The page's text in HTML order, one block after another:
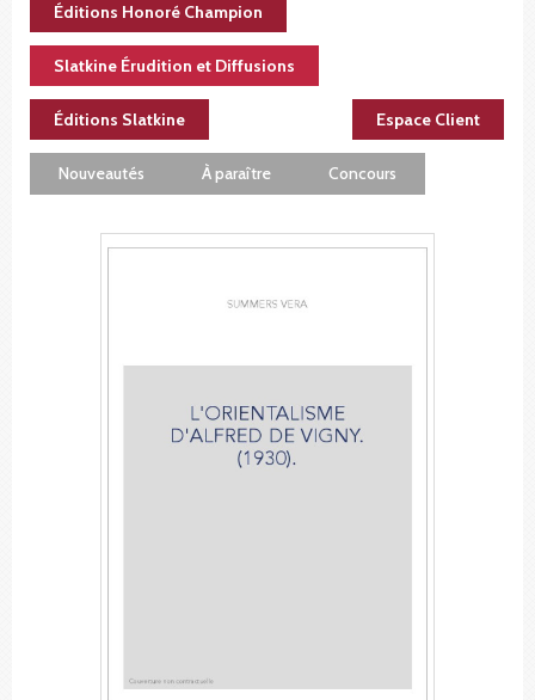
Éditions Honoré Champion
Slatkine Érudition et Diffusions
Éditions Slatkine Espace Client
Nouveautés À paraître Concours